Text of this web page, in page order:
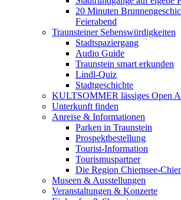
20 Minuten
Feierabend
Traunsteiner Sehenswürdigkeiten
Stadtspaziergang
Audio Guide
Traunstein smart erkunden
Lindl-Quiz
Stadtgeschichte
KULTSOMMER lässiges Open
Unterkunft finden
Anreise & Informationen
Parken in Traunstein
Prospektbestellung
Tourist-Information
Tourismuspartner
Die Region Chiemsee-
Museen & Ausstellungen
Veranstaltungen & Konzerte